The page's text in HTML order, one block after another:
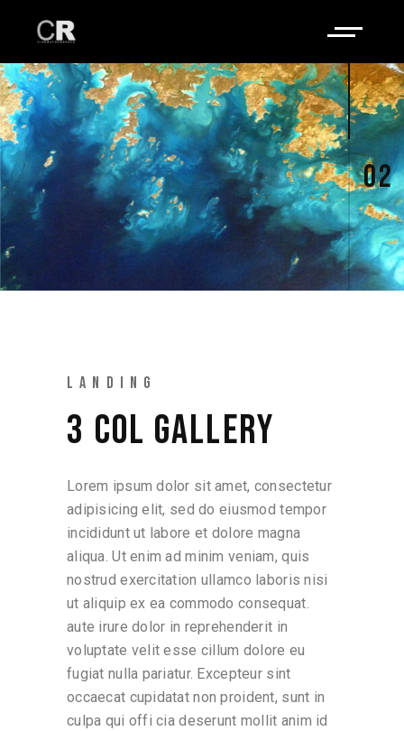
02
LANDING
3 COL GALLERY
Lorem ipsum dolor sit amet, consectetur
adipisicing elit, sed do eiusmod tempor
incididunt ut labore et dolore magna
aliqua. Ut enim ad minim veniam, quis
nostrud exercitation ullamco laboris nisi
ut aliquip ex ea commodo consequat.
aute irure dolor in reprehenderit in
voluptate velit esse cillum dolore eu
fugiat nulla pariatur. Excepteur sint
occaecat cupidatat non proident, sunt in
culpa qui offi cia deserunt mollit anim id